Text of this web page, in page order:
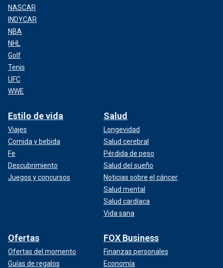
NASCAR
INDYCAR
NBA
NHL
Golf
Tenis
UFC
WWE
Estilo de vida
Viajes
Comida y bebida
Fe
Descubrimiento
Juegos y concursos
Salud
Longevidad
Salud cerebral
Pérdida de peso
Salud del sueño
Noticias sobre el cáncer
Salud mental
Salud cardíaca
Vida sana
Ofertas
Ofertas del momento
Guías de regalos
FOX Business
Finanzas personales
Economía